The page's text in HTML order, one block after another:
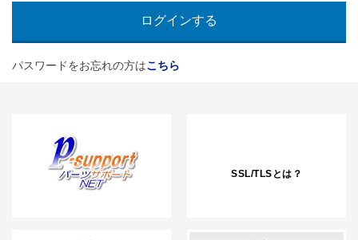
パスワードをお忘れの方はこちら
SSL/TLSとは？